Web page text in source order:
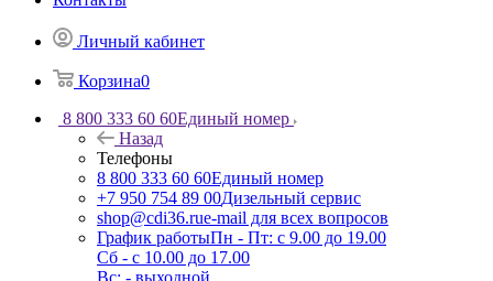
Личный кабинет
Корзина0
8 800 333 60 60Единый номер
Назад
Телефоны
8 800 333 60 60Единый номер
+7 950 754 89 00Дизельный сервис
shop@cdi36.rue-mail для всех вопросов
График работыПн - Пт: с 9.00 до 19.00
Сб - с 10.00 до 17.00
Вс: - выходной